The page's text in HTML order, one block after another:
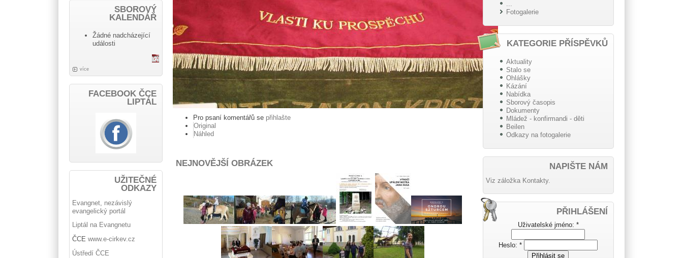
Pro psaní komentářů se přihlašte
Original
Náhled
NEJNOVĚJŠÍ OBRÁZEK
SBOROVÝ
KALENDÁŘ
Žádné nadcházející
události
více
FACEBOOK ČCE
LIPTÁL
UŽITEČNÉ
ODKAZY
Evangnet, nezávislý
evangelický portál
Liptál na Evangnetu
ČCEwww.e-cirkev.cz
Ústředí ČCE
Fotogalerie
KATEGORIE PŘÍSPĚVKŮ
Aktuality
Stalo se
Ohlášky
Kázání
Nabídka
Sborový časopis
Dokumenty
Mládež - konfirmandi - děti
Beilen
Odkazy na fotogalerie
NAPIŠTE NÁM
Viz záložka Kontakty.
PŘIHLÁŠENÍ
Uživatelské jméno: *
Heslo:*